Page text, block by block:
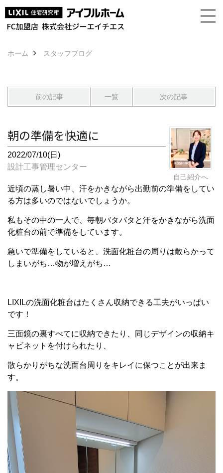
ホーム スタッフブログ
前の記事 一覧 次の記事
自己紹介へ
朝の準備を快適に
2022/07/10(日)
設計工事管理センター
近頃の蒸し暑い中、汗をかきながら出勤前の準備をしてい
る方は多いのではないでしょうか。
私もその中の一人で、毎朝バタバタと汗をかきながら洗面
化粧台の前で準備をしています。
急いで準備をしていると、洗面化粧台の周りは散らかって
しまいがち…物が増えがち…
LIXILの洗面化粧台はたくさん収納できる工夫がいっぱい
です！
三面鏡の裏すべてに収納できたり、同じデザインの収納キ
ャビネットを付けられたり、
散らかりがちな洗面台周りをキレイに保つことが出来ま
す。